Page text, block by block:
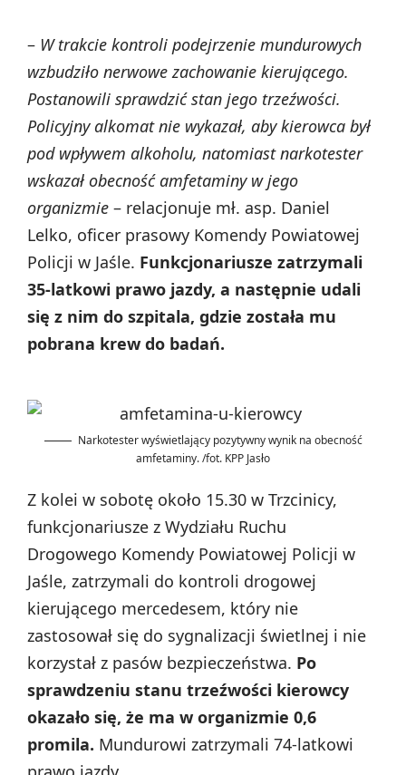
– W trakcie kontroli podejrzenie mundurowych
wzbudziło nerwowe zachowanie kierującego.
Postanowili sprawdzić stan jego trzeźwości.
Policyjny alkomat nie wykazał, aby kierowca był
pod wpływem alkoholu, natomiast narkotester
wskazał obecność amfetaminy w jego
organizmie – relacjonuje mł. asp. Daniel
Lelko, oficer prasowy Komendy Powiatowej
Policji w Jaśle. Funkcjonariusze zatrzymali
35-latkowi prawo jazdy, a następnie udali
się z nim do szpitala, gdzie została mu
pobrana krew do badań.
Narkotester wyświetlający pozytywny wynik na obecność
amfetaminy. /fot. KPP Jasło
Z kolei w sobotę około 15.30 w Trzcinicy,
funkcjonariusze z Wydziału Ruchu
Drogowego Komendy Powiatowej Policji w
Jaśle, zatrzymali do kontroli drogowej
kierującego mercedesem, który nie
zastosował się do sygnalizacji świetlnej i nie
korzystał z pasów bezpieczeństwa. Po
sprawdzeniu stanu trzeźwości kierowcy
okazało się, że ma w organizmie 0,6
promila. Mundurowi zatrzymali 74-latkowi